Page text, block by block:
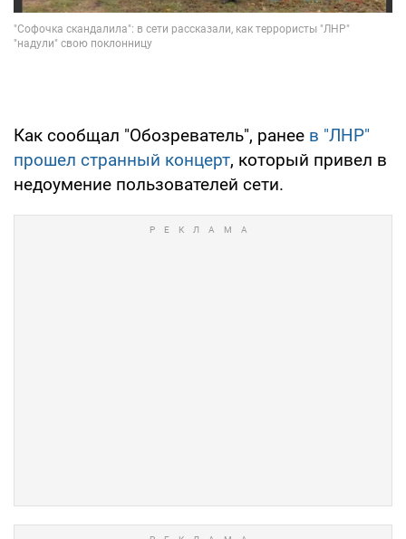
Как сообщал "Обозреватель", ранее в "ЛНР"
прошел странный концерт, который привел в
недоумение пользователей сети.